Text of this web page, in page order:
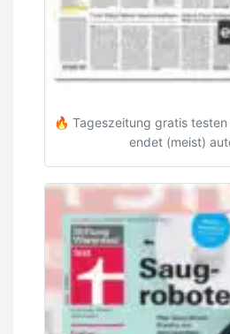
🔥 Tageszeitung gratis
endet (meist)